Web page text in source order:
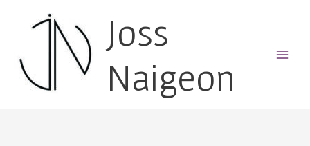
Joss
Naigeon